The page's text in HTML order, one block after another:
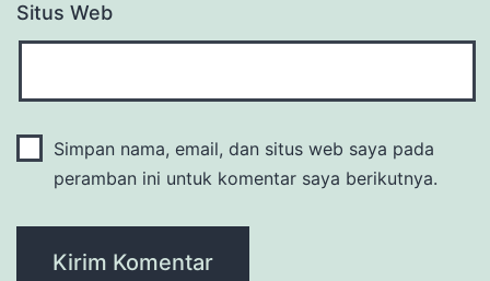
Situs Web
Simpan nama, email, dan situs web saya pada
peramban ini untuk komentar saya berikutnya.